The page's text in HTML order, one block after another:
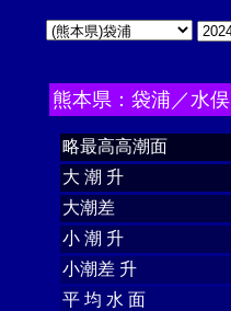
熊本県：袋浦／水俣
略最高高潮面
大 潮 升
大潮差
小 潮 升
小潮差 升
平 均 水 面